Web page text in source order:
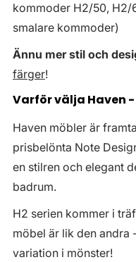
kommoder H2/50,
smalare kommoder)
Ännu mer stil och
färger!
Varför välja Haven
Haven möbler är
prisbelönta Note
en stilren och elegant
badrum.
H2 serien kommer i
möbel är lik den andra
variation i mönster!